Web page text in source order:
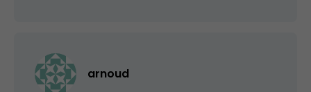
arnoud